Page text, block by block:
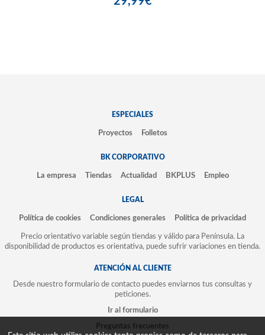
ESPECIALES
Proyectos Folletos
BK CORPORATIVO
La empresa Tiendas Actualidad BKPLUS Empleo
LEGAL
Política de cookies Condiciones generales Política de privacidad
Precio orientativo variable según tiendas y válido para Península. La
disponibilidad de productos es orientativa, puede sufrir variaciones en tienda.
ATENCIÓN AL CLIENTE
Desde nuestro formulario de contacto puedes enviarnos tus consultas y
peticiones.
Ir al formulario
Preguntas frecuentes